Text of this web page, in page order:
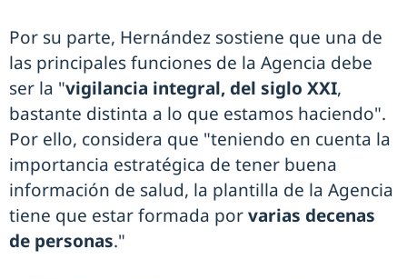
Por su parte, Hernández sostiene que una de
las principales funciones de la Agencia debe
ser la "vigilancia integral, del siglo XXI,
bastante distinta a lo que estamos haciendo".
Por ello, considera que "teniendo en cuenta la
importancia estratégica de tener buena
información de salud, la plantilla de la Agencia
tiene que estar formada porvarias decenas
de personas."